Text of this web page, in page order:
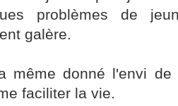
problèmes de
galère.
même donné l'envi de
faciliter la vie.